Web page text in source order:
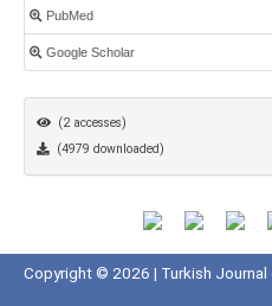
PubMed
Google Scholar
(2 accesses)
(4979 downloaded)
Copyright © 2026 | Turkish